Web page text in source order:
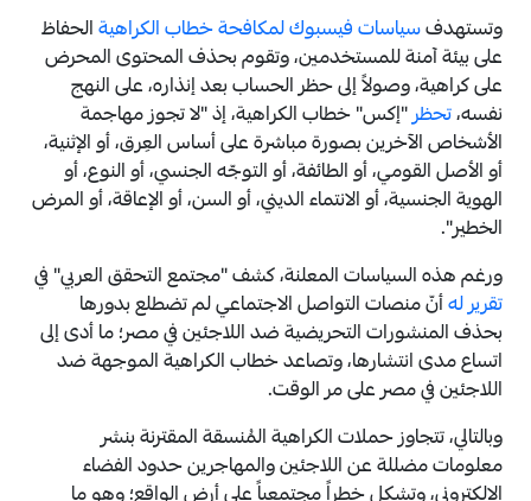
وتستهدفسياسات فيسبوك لمكافحة خطاب الكراهيةالحفاظ
على بيئة آمنة للمستخدمين، وتقوم بحذف المحتوى المحرض
على كراهية، وصولاً إلى حظر الحساب بعد إنذاره، على النهج
نفسه،تحظر"إكس" خطاب الكراهية، إذ "لا تجوز مهاجمة
الأشخاص الآخرين بصورة مباشرة على أساس العِرق، أو الإثنية،
أو الأصل القومي، أو الطائفة، أو التوجّه الجنسي، أو النوع، أو
الهوية الجنسية، أو الانتماء الديني، أو السن، أو الإعاقة، أو المرض
الخطير".
ورغم هذه السياسات المعلنة، كشف "مجتمع التحقق العربي" في
تقرير لهأنّ منصات التواصل الاجتماعي لم تضطلع بدورها
بحذف المنشورات التحريضية ضد اللاجئين في مصر؛ ما أدى إلى
اتساع مدى انتشارها، وتصاعد خطاب الكراهية الموجهة ضد
اللاجئين في مصر على مر الوقت.
وبالتالي، تتجاوز حملات الكراهية المُنسقة المقترنة بنشر
معلومات مضللة عن اللاجئين والمهاجرين حدود الفضاء